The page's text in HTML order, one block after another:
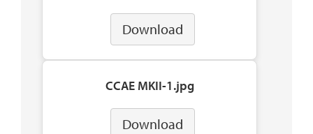
Download
CCAE MKII-1.jpg
Download